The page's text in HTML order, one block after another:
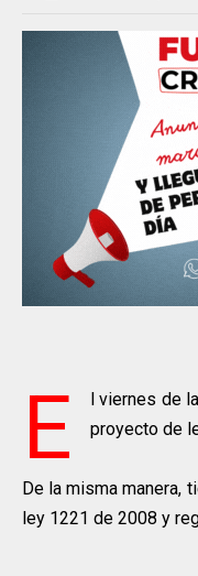
E
l viernes de
proyecto de
De la misma manera,
ley 1221 de 2008 y